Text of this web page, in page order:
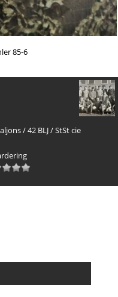
85-6
/42 BLJ/StSt cie